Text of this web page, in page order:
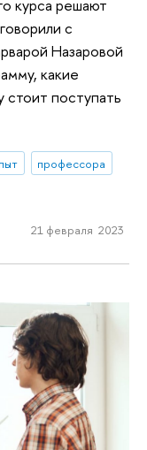
курса решают
с
Назаровой
какие
стоит поступать
профессора
21 февраля 2023